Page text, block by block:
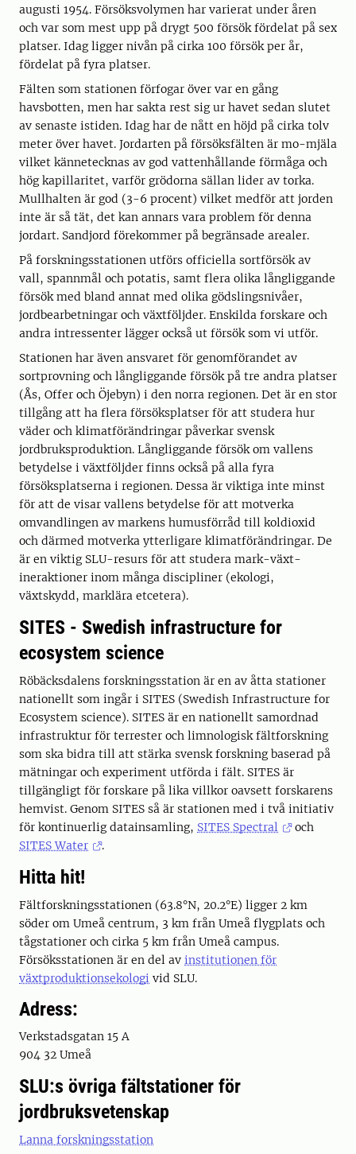
augusti 1954. Försöksvolymen har varierat under åren
och var som mest upp på drygt 500 försök fördelat på sex
platser. Idag ligger nivån på cirka 100 försök per år,
fördelat på fyra platser.
Fälten som stationen förfogar över var en gång
havsbotten, men har sakta rest sig ur havet sedan slutet
av senaste istiden. Idag har de nått en höjd på cirka tolv
meter över havet. Jordarten på försöksfälten är mo-mjäla
vilket kännetecknas av god vattenhållande förmåga och
hög kapillaritet, varför grödorna sällan lider av torka.
Mullhalten är god (3-6 procent) vilket medför att jorden
inte är så tät, det kan annars vara problem för denna
jordart. Sandjord förekommer på begränsade arealer.
På forskningsstationen utförs officiella sortförsök av
vall, spannmål och potatis, samt flera olika långliggande
försök med bland annat med olika gödslingsnivåer,
jordbearbetningar och växtföljder. Enskilda forskare och
andra intressenter lägger också ut försök som vi utför.
Stationen har även ansvaret för genomförandet av
sortprovning och långliggande försök på tre andra platser
(Ås, Offer och Öjebyn) i den norra regionen. Det är en stor
tillgång att ha flera försöksplatser för att studera hur
väder och klimatförändringar påverkar svensk
jordbruksproduktion. Långliggande försök om vallens
betydelse i växtföljder finns också på alla fyra
försöksplatserna i regionen. Dessa är viktiga inte minst
för att de visar vallens betydelse för att motverka
omvandlingen av markens humusförråd till koldioxid
och därmed motverka ytterligare klimatförändringar. De
är en viktig SLU-resurs för att studera mark-växt-
ineraktioner inom många discipliner (ekologi,
växtskydd, marklära etcetera).
SITES - Swedish infrastructure for
ecosystem science
Röbäcksdalens forskningsstation är en av åtta stationer
nationellt som ingår i SITES (Swedish Infrastructure for
Ecosystem science). SITES är en nationellt samordnad
infrastruktur för terrester och limnologisk fältforskning
som ska bidra till att stärka svensk forskning baserad på
mätningar och experiment utförda i fält. SITES är
tillgängligt för forskare på lika villkor oavsett forskarens
hemvist. Genom SITES så är stationen med i två initiativ
för kontinuerlig datainsamling, SITES Spectral
och
SITES Water
.
Hitta hit!
Fältforskningsstationen (63.8°N, 20.2°E) ligger 2 km
söder om Umeå centrum, 3 km från Umeå flygplats och
tågstationer och cirka 5 km från Umeå campus.
Försöksstationen är en del av institutionen för
växtproduktionsekologi vid SLU.
Adress:
Verkstadsgatan 15 A
904 32 Umeå
SLU:s övriga fältstationer för
jordbruksvetenskap
Lanna forskningsstation